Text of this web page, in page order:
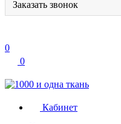
Заказать звонок
0
0
Кабинет